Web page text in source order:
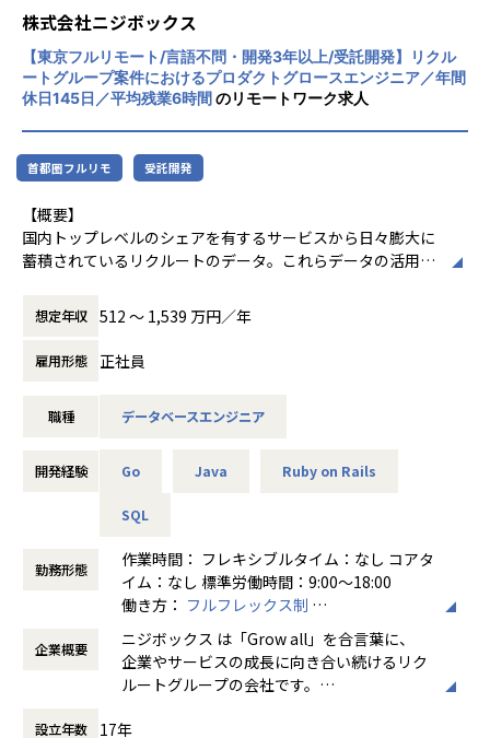
★アドバイザーが付きます
自己評価の際はアドバイザーを利用し、方向性や今後のキャ
リアについて悩みや不安を相談できます。
【業務の変更の範囲】
無
という意思のもと設立された会社のため、給
与は沖縄県内トップクラスの水準をお約束し
ます。
株式会社ニジボックス
【東京フルリモート/言語不問・開発3年以上/受託開発】リクル
ートグループ案件におけるプロダクトグロースエンジニア／年間
休日145日／平均残業6時間のリモートワーク求人
首都圏フルリモ 受託開発
【概要】
国内トップレベルのシェアを有するサービスから日々膨大に
蓄積されているリクルートのデータ。これらデータの活用を
切に運営し、プロダクトが価値発揮する際に生じる様々な課
題を解決しながら、プロダクトを成長させて事業価値に繋げ
ていきます。
リクルートの各種サービスで利用されているデータプロダク
今回は、そのデータプロダクトの運営を推進するメンバーを
・データプロダクトの運営と発生課題の解決
監視、障害対応などのシステム運用業務全般
課題の可視化と解決（スケーリング、チューニング、自動
・保守エンハンス開発
ユーザニーズや設計内容に沿った開発
※プロジェクト例
想定年収 512 〜 1,539 万円／年
雇用形態 正社員
職種 データベースエンジニア
開発経験 Go Java Ruby on Rails
SQL
勤務形態
作業時間： フレキシブルタイム：なし コアタ
イム：なし 標準労働時間：9:00〜18:00
働き方： フルフレックス制
時間外労働の有無： 有（月平均5時間～10時
間）
休憩時間： 60分
企業概要
ニジボックス は「Grow all」を合言葉に、
企業やサービスの成長に向き合い続けるリク
ルートグループの会社です。
ングなどを通じて、お客様のビジネスに伴走
設立年数 17年